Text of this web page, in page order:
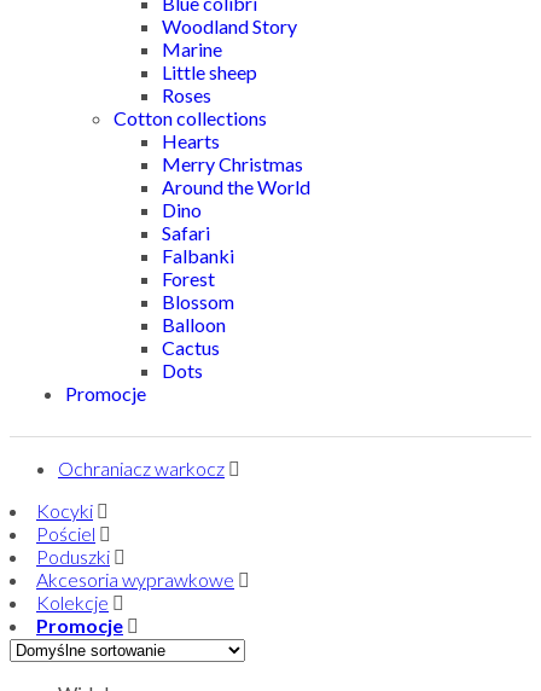
Woodland Story
Marine
Little sheep
Roses
Cotton collections
Hearts
Merry Christmas
Around the World
Dino
Safari
Falbanki
Forest
Blossom
Balloon
Cactus
Dots
Promocje
Ochraniacz warkocz
Kocyki
Pościel
Poduszki
Akcesoria wyprawkowe
Kolekcje
Promocje